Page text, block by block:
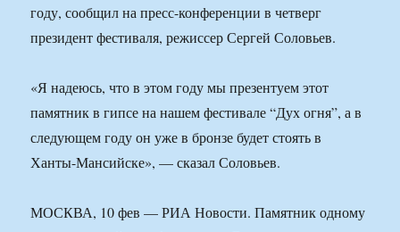
году, сообщил на пресс-конференции в четверг
президент фестиваля, режиссер Сергей Соловьев.
«Я надеюсь, что в этом году мы презентуем этот
памятник в гипсе на нашем фестивале “Дух огня”, а в
следующем году он уже в бронзе будет стоять в
Ханты-Мансийске», — сказал Соловьев.
МОСКВА, 10 фев — РИА Новости. Памятник одному